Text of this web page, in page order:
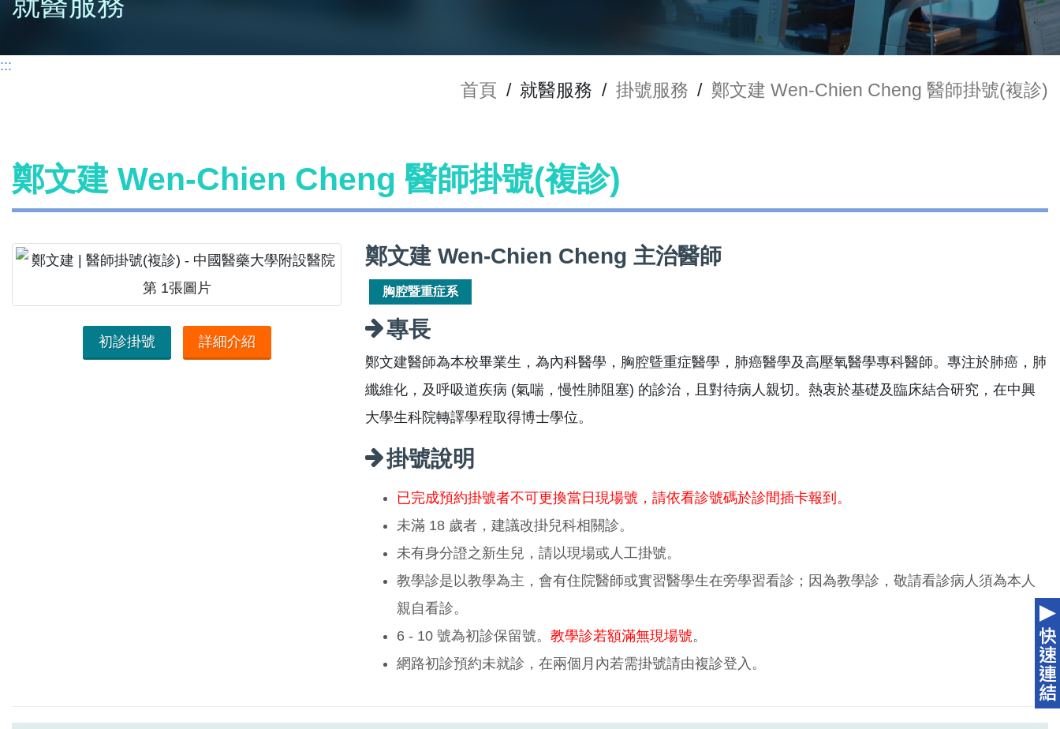
:::
首頁 / 就醫服務 / 掛號服務 / 鄭文建 Wen-Chien Cheng 醫師掛號(複診)
鄭文建 Wen-Chien Cheng 醫師掛號(複診)
初診掛號 詳細介紹
鄭文建 Wen-Chien Cheng 主治醫師
胸腔暨重症系
專長
鄭文建醫師為本校畢業生，為內科醫學，胸腔曁重症醫學，肺癌醫學及高壓氧醫學專科醫師。專注於肺癌，肺
纖維化，及呼吸道疾病 (氣喘，慢性肺阻塞) 的診治，且對待病人親切。熱衷於基礎及臨床結合研究，在中興
大學生科院轉譯學程取得博士學位。
掛號說明
已完成預約掛號者不可更換當日現場號，請依看診號碼於診間插卡報到。
未滿 18 歲者，建議改掛兒科相關診。
未有身分證之新生兒，請以現場或人工掛號。
教學診是以教學為主，會有住院醫師或實習醫學生在旁學習看診；因為教學診，敬請看診病人須為本人
親自看診。
6 - 10 號為初診保留號。 教學診若額滿無現場號。
網路初診預約未就診，在兩個月內若需掛號請由複診登入。